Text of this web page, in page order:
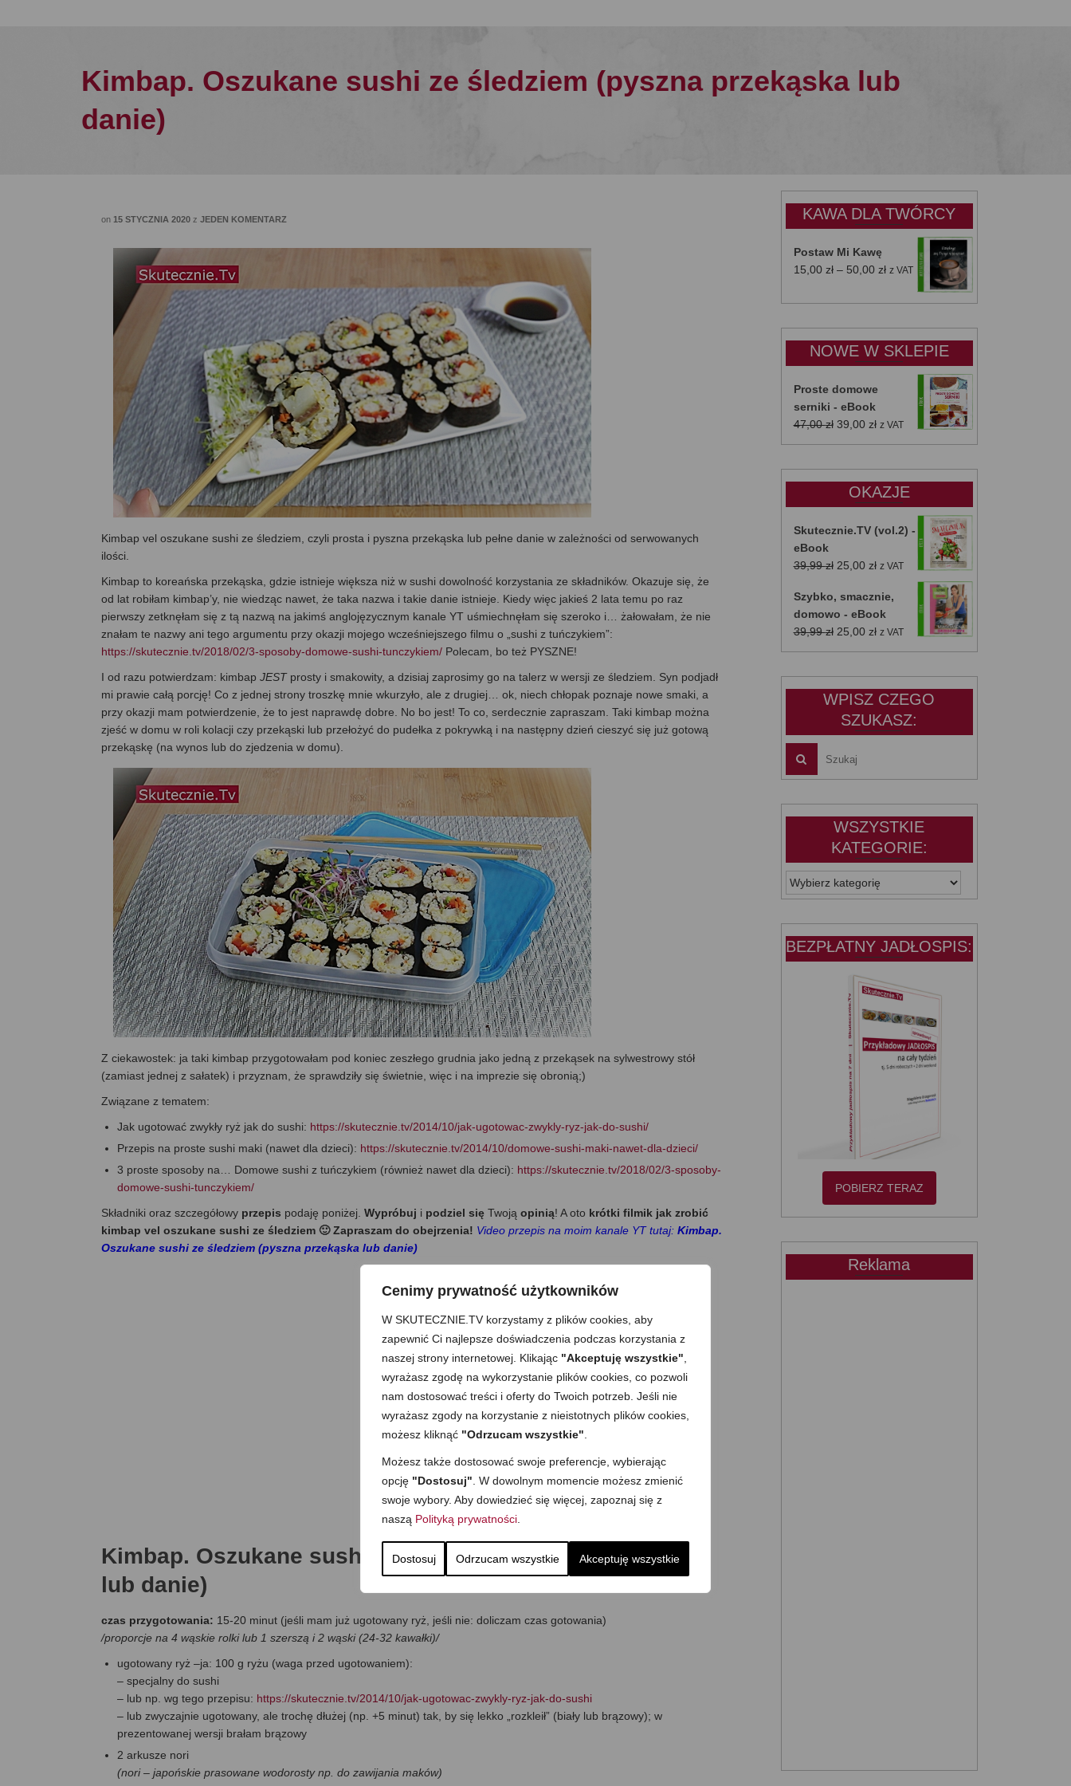
Cenimy prywatność użytkowników
W SKUTECZNIE.TV korzystamy z plików cookies, aby
zapewnić Ci najlepsze doświadczenia podczas korzystania z
naszej strony internetowej. Klikając "Akceptuję wszystkie"
wyrażasz zgodę na wykorzystanie plików cookies, co pozwoli
nam dostosować treści i oferty do Twoich potrzeb. Jeśli nie
wyrażasz zgody na korzystanie z nieistotnych plików cookies,
możesz kliknąć "Odrzucam wszystkie"
Możesz także dostosować swoje preferencje, wybierając
opcję "Dostosuj" . W dowolnym momencie możesz zmienić
swoje wybory. Aby dowiedzieć się więcej, zapoznaj się z
naszą Polityką prywatności
Dostosuj Odrzucam wszystkie Akceptuję wszystkie
Kimbap. Oszukane sushi ze śledziem (pyszna przekąska lub
danie)
on 15 STYCZNIA 2020 z JEDEN KOMENTARZ
Kimbap vel oszukane sushi ze śledziem, czyli prosta i pyszna przekąska lub pełne danie w zależności od serwowanych
ilości.
Kimbap to koreańska przekąska, gdzie istnieje większa niż w sushi dowolność korzystania ze składników. Okazuje się, że
od lat robiłam kimbap’y, nie wiedząc nawet, że taka nazwa i takie danie istnieje. Kiedy więc jakieś 2 lata temu po raz
pierwszy zetknęłam się z tą nazwą na jakimś anglojęzycznym kanale YT uśmiechnęłam się szeroko i… żałowałam, że nie
znałam te nazwy ani tego argumentu przy okazji mojego wcześniejszego filmu o „sushi z tuńczykiem”:
https://skutecznie.tv/2018/02/3-sposoby-domowe-sushi-tunczykiem/ Polecam, bo też PYSZNE!
I od razu potwierdzam: kimbap JESTprosty i smakowity, a dzisiaj zaprosimy go na talerz w wersji ze śledziem. Syn podjadł
mi prawie całą porcję! Co z jednej strony troszkę mnie wkurzyło, ale z drugiej… ok, niech chłopak poznaje nowe smaki, a
przy okazji mam potwierdzenie, że to jest naprawdę dobre. No bo jest! To co, serdecznie zapraszam. Taki kimbap można
zjeść w domu w roli kolacji czy przekąski lub przełożyć do pudełka z pokrywką i na następny dzień cieszyć się już gotową
przekąskę (na wynos lub do zjedzenia w domu).
Z ciekawostek: ja taki kimbap przygotowałam pod koniec zeszłego grudnia jako jedną z przekąsek na sylwestrowy stół
(zamiast jednej z sałatek) i przyznam, że sprawdziły się świetnie, więc i na imprezie się obronią;)
Związane z tematem:
Jak ugotować zwykły ryż jak do sushi: https://skutecznie.tv/2014/10/jak-ugotowac-zwykly-ryz-jak-do-sushi/
Przepis na proste sushi maki (nawet dla dzieci): https://skutecznie.tv/2014/10/domowe-sushi-maki-nawet-dla-dzieci/
3 proste sposoby na… Domowe sushi z tuńczykiem (również nawet dla dzieci): https://skutecznie.tv/2018/02/3-sposoby-
domowe-sushi-tunczykiem/
Składniki oraz szczegółowy przepis podaję poniżej. Wypróbuj i podziel się Twoją opinią! A oto krótki filmik jak zrobić
kimbap vel oszukane sushi ze śledziem 🙂 Zapraszam do obejrzenia! Video przepis na moim kanale YT tutaj: Kimbap.
Oszukane sushi ze śledziem (pyszna przekąska lub danie)
Kimbap. Oszukane sushi ze śledziem (pyszna przekąska
lub danie)
czas przygotowania: 15-20 minut (jeśli mam już ugotowany ryż, jeśli nie: doliczam czas gotowania)
/proporcje na 4 wąskie rolki lub 1 szerszą i 2 wąski (24-32 kawałki)/
ugotowany ryż –ja: 100 g ryżu (waga przed ugotowaniem):
– specjalny do sushi
– lub np. wg tego przepisu: https://skutecznie.tv/2014/10/jak-ugotowac-zwykly-ryz-jak-do-sushi
– lub zwyczajnie ugotowany, ale trochę dłużej (np. +5 minut) tak, by się lekko „rozkleił” (biały lub brązowy); w
prezentowanej wersji brałam brązowy
2 arkusze nori
(nori – japońskie prasowane wodorosty np. do zawijania maków)
KAWA DLA TWÓRCY
Postaw Mi Kawę
15,00 zł – 50,00 złZakres
od
do
50,00 zł
z VAT
NOWE W SKLEPIE
Proste domowe
serniki - eBook
47,00zł Pierwotna
cena
39,00 złAktualna
cena
z VAT
OKAZJE
Skutecznie.TV (vol.2) -
eBook
39,99zł Pierwotna
wynosiła:
39,99 zł.
25,00 złAktualna
wynosi:
25,00 zł.
z VAT
Szybko, smacznie,
domowo - eBook
39,99zł Pierwotna
cena
25,00 złAktualna
cena
z VAT
WPISZ CZEGO
SZUKASZ:
WSZYSTKIE
KATEGORIE:
WSZYSTKIE
KATEGORIE:
BEZPŁATNY JADŁOSPIS:
POBIERZ TERAZ
Reklama